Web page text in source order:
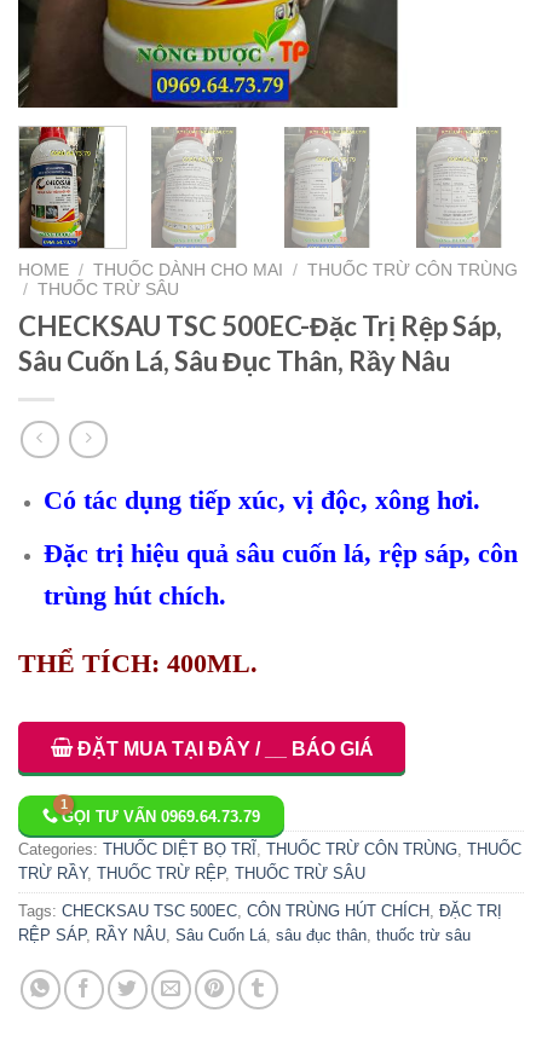
HOME / THUỐC DÀNH CHO MAI / THUỐC TRỪ CÔN TRÙNG
/ THUỐC TRỪ SÂU
CHECKSAU TSC 500EC-Đặc Trị Rệp Sáp,
Sâu Cuốn Lá, Sâu Đục Thân, Rầy Nâu
Có tác dụng tiếp xúc, vị độc, xông hơi.
Đặc trị hiệu quả sâu cuốn lá, rệp sáp, côn
trùng hút chích.
THỂ TÍCH: 400ML.
ĐẶT MUA TẠI ĐÂY / __ BÁO GIÁ
GỌI TƯ VẤN 0969.64.73.79
Categories: THUỐC DIỆT BỌ TRĨ THUỐC TRỪ CÔN TRÙNG THUỐC
TRỪ RẦY, THUỐC TRỪ RỆP, THUỐC TRỪ SÂU
Tags: CHECKSAU TSC 500EC CÔN TRÙNG HÚT CHÍCH
ĐẶC TRỊ
RỆP SÁP, RẦY NÂU Sâu Cuốn Lá sâu đục thân thuốc trừ sâu